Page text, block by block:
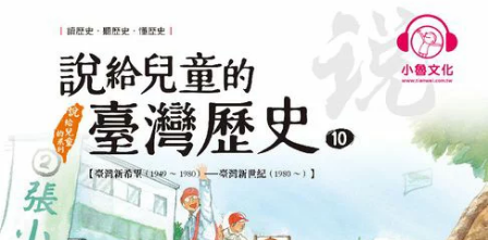
天天免運 美食蛋糕 民生用品
居家生活 3C家電 運動休閒 親子玩具
女裝 男裝